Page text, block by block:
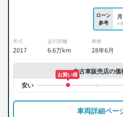
ローン
参考
※
年式
2017
走行距離
6.6万km
車検
28年6月
中古車販売店の価
お買い得
車両詳細ペー